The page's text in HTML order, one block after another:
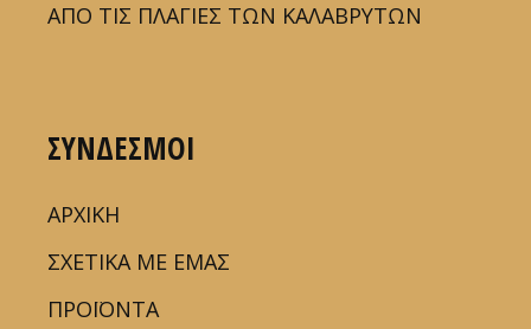
ΑΠΟ ΤΙΣ ΠΛΑΓΙΕΣ ΤΩΝ ΚΑΛΑΒΡΥΤΩΝ
ΣΥΝΔΕΣΜΟΙ
ΑΡΧΙΚΗ
ΣΧΕΤΙΚΑ ΜΕ ΕΜΑΣ
ΠΡΟΪΟΝΤΑ